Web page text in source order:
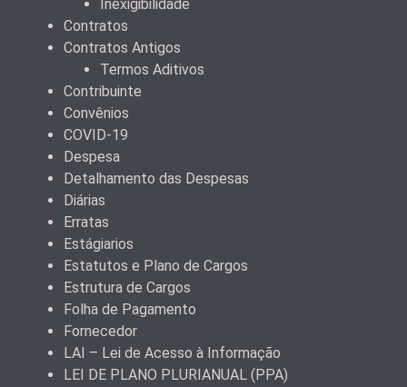
Inexigibilidade
Contratos
Contratos Antigos
Termos Aditivos
Contribuinte
Convênios
COVID-19
Despesa
Detalhamento das Despesas
Diárias
Erratas
Estágiarios
Estatutos e Plano de Cargos
Estrutura de Cargos
Folha de Pagamento
Fornecedor
LAI – Lei de Acesso à Informação
LEI DE PLANO PLURIANUAL (PPA)